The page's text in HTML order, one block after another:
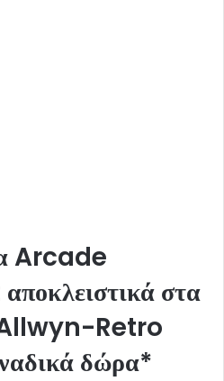
Arcade
στα
Allwyn-Retro
δώρα*